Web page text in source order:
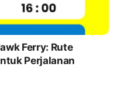
Ferry: Rute
Perjalanan